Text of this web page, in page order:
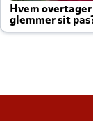
Hvem
glemmer sit
altid til efter